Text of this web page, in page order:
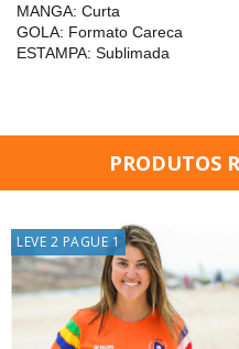
MANGA: Curta
GOLA: Formato Careca
ESTAMPA: Sublimada
PRODUTOS
LEVE 2 PAGUE 1